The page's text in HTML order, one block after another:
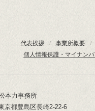
代表挨拶 / 事業所概要
/
個人情報保護・マイナン
本力事務所
都豊島区長崎2-22-6